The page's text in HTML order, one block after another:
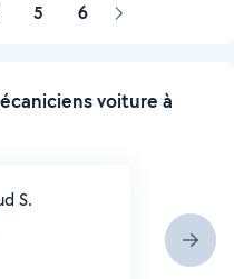
5 6 Page
voiture à
S.